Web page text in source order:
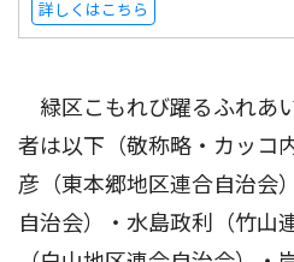
詳しくはこちら
緑区こもれび躍るふれあ
者は以下（敬称略・カッコ
彦（東本郷地区連合自治会
自治会）・水島政利（竹山